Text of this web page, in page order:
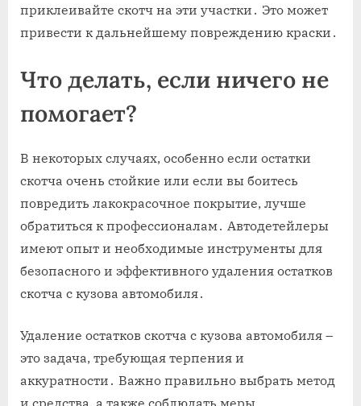
приклеивайте скотч на эти участки․ Это может
привести к дальнейшему повреждению краски․
Что делать‚ если ничего не
помогает?
В некоторых случаях‚ особенно если остатки
скотча очень стойкие или если вы боитесь
повредить лакокрасочное покрытие‚ лучше
обратиться к профессионалам․ Автодетейлеры
имеют опыт и необходимые инструменты для
безопасного и эффективного удаления остатков
скотча с кузова автомобиля․
Удаление остатков скотча с кузова автомобиля –
это задача‚ требующая терпения и
аккуратности․ Важно правильно выбрать метод